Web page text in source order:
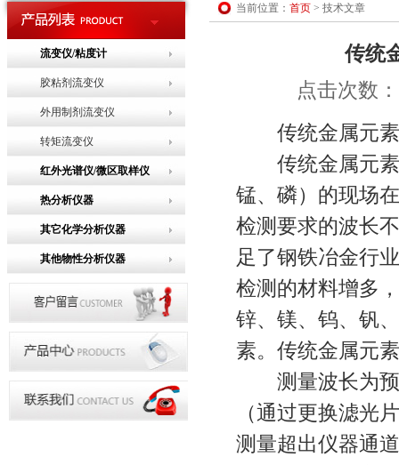
流变仪/粘度计
胶粘剂流变仪
外用制剂流变仪
转矩流变仪
红外光谱仪/微区取样仪
热分析仪器
其它化学分析仪器
其他物性分析仪器
当前位置： 首页 > 技术文章
传统
点击次数
传统金属元素
传统金属元素
锰、磷）的现场
检测要求的波长
足了钢铁冶金行
检测的材料增多
锌、镁、钨、钒
素。传统金属元
测量波长为预
（通过更换滤光
测量超出仪器通